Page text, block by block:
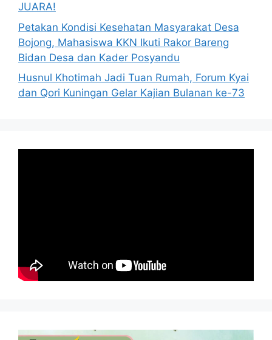
JUARA!
Petakan Kondisi Kesehatan Masyarakat Desa
Bojong, Mahasiswa KKN Ikuti Rakor Bareng
Bidan Desa dan Kader Posyandu
Husnul Khotimah Jadi Tuan Rumah, Forum Kyai
dan Qori Kuningan Gelar Kajian Bulanan ke-73